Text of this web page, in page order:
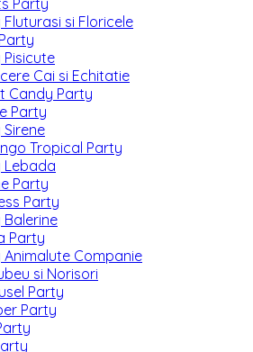
Party
Fluturasi si Floricele
Pisicute
Cai si Echitatie
Candy Party
Party
Tropical Party
Lebada
Party
Party
Balerine
Party
Animalute Companie
si Norisori
Party
Party